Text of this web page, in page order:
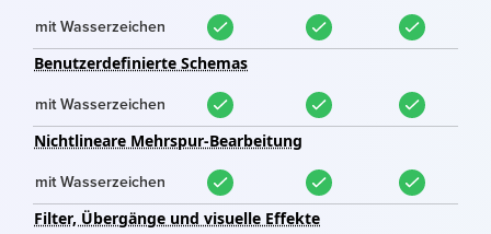
mit Wasserzeichen
Benutzerdefinierte Schemas
mit Wasserzeichen
Nichtlineare Mehrspur-Bearbeitung
mit Wasserzeichen
Filter, Übergänge und visuelle Effekte